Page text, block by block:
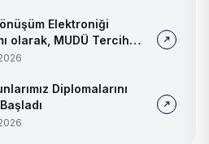
Elektroniği
olarak, MUDÜ Tercih
Günleri'nde biz de
Diplomalarını